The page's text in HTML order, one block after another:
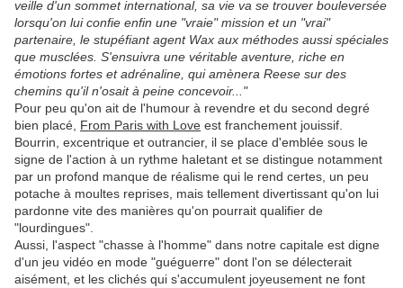
veille d'un sommet international, sa vie va se trouver bouleversée
lorsqu'on lui confie enfin une "vraie" mission et un "vrai"
partenaire, le stupéfiant agent Wax aux méthodes aussi spéciales
que musclées. S'ensuivra une véritable aventure, riche en
émotions fortes et adrénaline, qui amènera Reese sur des
chemins qu'il n'osait à peine concevoir..."
Pour peu qu'on ait de l'humour à revendre et du second degré
bien placé, From Paris with Love est franchement jouissif.
Bourrin, excentrique et outrancier, il se place d'emblée sous le
signe de l'action à un rythme haletant et se distingue notamment
par un profond manque de réalisme qui le rend certes, un peu
potache à moultes reprises, mais tellement divertissant qu'on lui
pardonne vite des manières qu'on pourrait qualifier de
"lourdingues".
Aussi, l'aspect "chasse à l'homme" dans notre capitale est digne
d'un jeu vidéo en mode "guéguerre" dont l'on se délecterait
aisément, et les clichés qui s'accumulent joyeusement ne font